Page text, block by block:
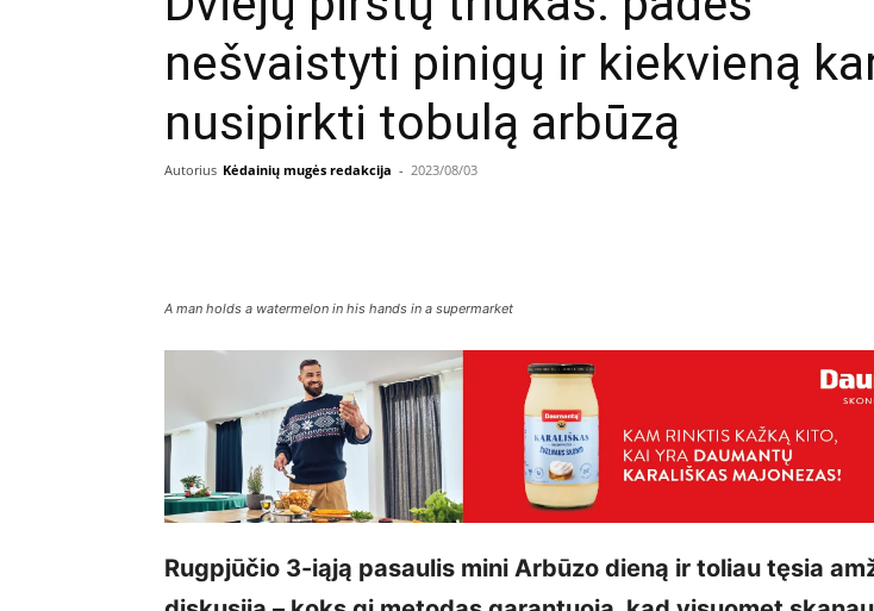
nešvaistyti pinigų ir kiekvieną
nusipirkti tobulą arbūzą
Autorius Kėdainių mugės redakcija - 2023/08/03
A man holds a watermelon in his hands in a supermarket
Rugpjūčio 3-iąją pasaulis mini Arbūzo dieną ir toliau tęsia